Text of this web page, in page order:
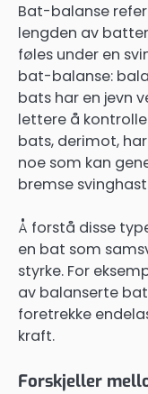
Bat-balanse
lengden av
føles under en
bat-balanse:
bats har en jevn
lettere å
bats, derimot,
noe som kan
bremse
Å forstå disse
en bat som
styrke. For
av balanserte
foretrekke
kraft.
Forskjeller